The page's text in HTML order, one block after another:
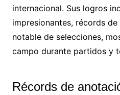
internacional. Sus logros
impresionantes, récords
notable de selecciones,
campo durante partidos y
Récords de